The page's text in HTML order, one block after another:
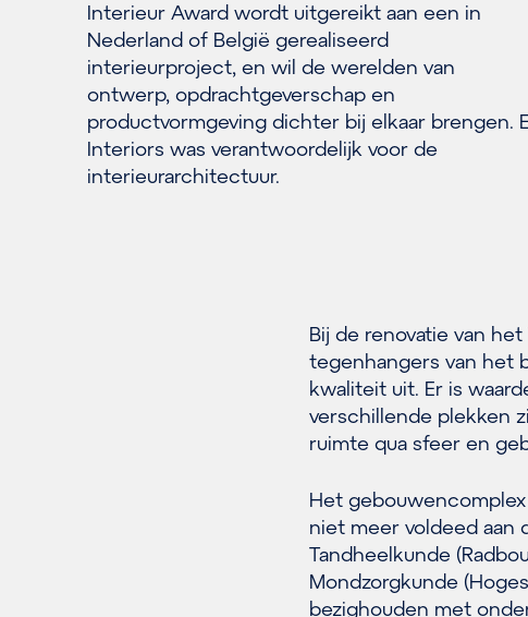
Interieur Award wordt uitgereikt aan een in
Nederland of België gerealiseerd
interieurproject, en wil de werelden van
ontwerp, opdrachtgeverschap en
productvormgeving dichter bij elkaar brengen.
Interiors was verantwoordelijk voor de
interieurarchitectuur.
Bij de renovatie van
tegenhangers van het
kwaliteit uit. Er is
verschillende plekken
ruimte qua sfeer en
Het
niet meer voldeed aan
Tandheelkunde
Mondzorgkunde
bezighouden met